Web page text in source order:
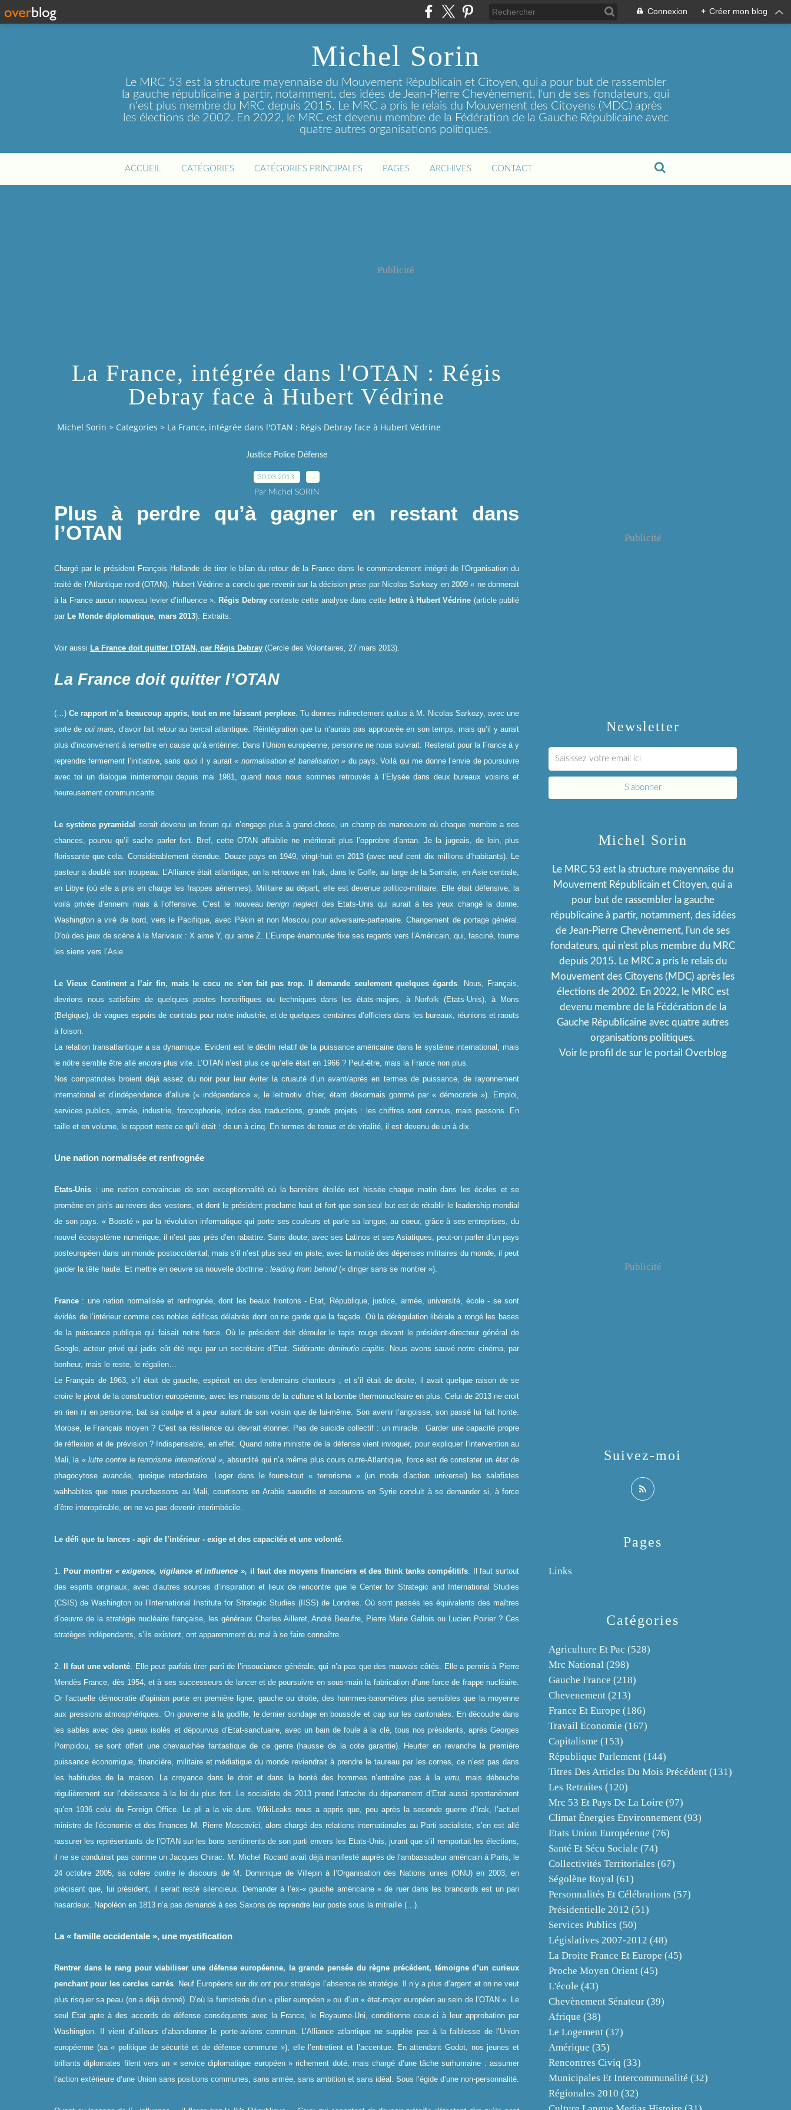
Connexion + Créer mon blog
Michel Sorin
Le MRC 53 est la structure mayennaise du Mouvement Républicain et Citoyen, qui a pour but de rassembler
la gauche républicaine à partir, notamment, des idées de Jean-Pierre Chevènement, l'un de ses fondateurs, qui
n'est plus membre du MRC depuis 2015. Le MRC a pris le relais du Mouvement des Citoyens (MDC) après
les élections de 2002. En 2022, le MRC est devenu membre de la Fédération de la Gauche Républicaine avec
quatre autres organisations politiques.
ACCUEIL CATÉGORIES CATÉGORIES PRINCIPALES PAGES ARCHIVES CONTACT
Publicité
La France, intégrée dans l'OTAN : Régis
Debray face à Hubert Védrine
Michel Sorin > Categories > La France, intégrée dans l'OTAN : Régis Debray face à Hubert Védrine
Justice Police Défense
30.03.2013
Par Michel SORIN
Plus à perdre qu’à gagner en restant dans
l’OTAN
Chargé par le président François Hollande de tirer le bilan du retour de la France dans le commandement intégré de l’Organisation du
traité de l’Atlantique nord (OTAN), Hubert Védrine a conclu que revenir sur la décision prise par Nicolas Sarkozy en 2009 « ne donnerait
à la France aucun nouveau levier d’influence ».
Régis Debrayconteste cette analyse dans cette lettre à Hubert Védrine (article publié
par Le Monde diplomatique mars 2013). Extraits.
Voir aussi La France doit quitter l'OTAN, par Régis Debray (Cercle des Volontaires, 27 mars 2013).
La France doit quitter l’OTAN
(…)Ce rapport m’a beaucoup appris, tout en me laissant perplexe. Tu donnes indirectement quitus à M. Nicolas Sarkozy, avec une
sorte de oui mais,
d’avoir fait retour au bercail atlantique. Réintégration que tu n’aurais pas approuvée en son temps, mais qu’il y aurait
plus d’inconvénient à remettre en cause qu’à entériner. Dans l’Union européenne, personne ne nous suivrait. Resterait pour la France à y
reprendre fermement l’initiative, sans quoi il y aurait« normalisation et banalisation » du pays. Voilà qui me donne l’envie de poursuivre
avec toi un dialogue ininterrompu depuis mai 1981, quand nous nous sommes retrouvés à l’Elysée dans deux bureaux voisins et
heureusement communicants.
Le système pyramidal
serait devenu un forum qui n’engage plus à grand-chose, un champ de manoeuvre où chaque membre a ses
chances, pourvu qu’il sache parler fort. Bref, cette OTAN affaiblie ne mériterait plus l’opprobre d’antan. Je la jugeais, de loin, plus
florissante que cela. Considérablement étendue. Douze pays en 1949, vingt-huit en 2013 (avec neuf cent dix millions d’habitants). Le
pasteur a doublé son troupeau. L’Alliance était atlantique, on la retrouve en Irak, dans le Golfe, au large de la Somalie, en Asie centrale,
en Libye (où elle a pris en charge les frappes aériennes). Militaire au départ, elle est devenue politico-militaire. Elle était défensive, la
voilà privée d’ennemi mais à l’offensive. C’est le nouveaubenign neglect des Etats-Unis qui aurait à tes yeux changé la donne.
Washington a viré de bord, vers le Pacifique, avec Pékin et non Moscou pour adversaire-partenaire. Changement de portage général.
D’où des jeux de scène à la Marivaux : X aime Y, qui aime Z. L’Europe énamourée fixe ses regards vers l’Américain, qui, fasciné, tourne
les siens vers l’Asie.
Le Vieux Continent a l’air fin, mais le cocu ne s’en fait pas trop. Il demande seulement quelques égards . Nous, Français,
devrions nous satisfaire de quelques postes honorifiques ou techniques dans les états-majors, à Norfolk (Etats-Unis), à Mons
(Belgique), de vagues espoirs de contrats pour notre industrie, et de quelques centaines d’officiers dans les bureaux, réunions et raouts
à foison.
La relation transatlantique a sa dynamique. Evident est le déclin relatif de la puissance américaine dans le système international, mais
le nôtre semble être allé encore plus vite. L’OTAN n’est plus ce qu’elle était en 1966 ? Peut-être, mais la France non plus.
Nos compatriotes broient déjà assez du noir pour leur éviter la cruauté d’un avant/après en termes de puissance, de rayonnement
international et d’indépendance d’allure (« indépendance », le leitmotiv d’hier, étant désormais gommé par « démocratie »). Emploi,
services publics, armée, industrie, francophonie, indice des traductions, grands projets : les chiffres sont connus, mais passons. En
taille et en volume, le rapport reste ce qu’il était : de un à cinq. En termes de tonus et de vitalité, il est devenu de un à dix.
Une nation normalisée et renfrognée
Etats-Unis : une nation convaincue de son exceptionnalité où la bannière étoilée est hissée chaque matin dans les écoles et se
promène en pin’s au revers des vestons, et dont le président proclame haut et fort que son seul but est de rétablir le leadership mondial
de son pays. « Boosté » par la révolution informatique qui porte ses couleurs et parle sa langue, au coeur, grâce à ses entreprises, du
nouvel écosystème numérique, il n’est pas près d’en rabattre. Sans doute, avec ses Latinos et ses Asiatiques, peut-on parler d’un pays
posteuropéen dans un monde postoccidental, mais s’il n’est plus seul en piste, avec la moitié des dépenses militaires du monde, il peut
garder la tête haute. Et mettre en oeuvre sa nouvelle doctrine : leading from behind(« diriger sans se montrer »).
France : une nation normalisée et renfrognée, dont les beaux frontons - Etat, République, justice, armée, université, école - se sont
évidés de l’intérieur comme ces nobles édifices délabrés dont on ne garde que la façade. Où la dérégulation libérale a rongé les bases
de la puissance publique qui faisait notre force. Où le président doit dérouler le tapis rouge devant le président-directeur général de
Google, acteur privé qui jadis eût été reçu par un secrétaire d’Etat. Sidérante diminutio capitis . Nous avons sauvé notre cinéma, par
bonheur, mais le reste, le régalien…
Le Français de 1963, s’il était de gauche, espérait en des lendemains chanteurs ; et s’il était de droite, il avait quelque raison de se
croire le pivot de la construction européenne, avec les maisons de la culture et la bombe thermonucléaire en plus. Celui de 2013 ne croit
en rien ni en personne, bat sa coulpe et a peur autant de son voisin que de lui-même. Son avenir l’angoisse, son passé lui fait honte.
Morose, le Français moyen ? C’est sa résilience qui devrait étonner. Pas de suicide collectif : un miracle.
Garder une capacité propre
de réflexion et de prévision ? Indispensable, en effet. Quand notre ministre de la défense vient invoquer, pour expliquer l’intervention au
Mali, la « lutte contre le terrorisme international », absurdité qui n’a même plus cours outre-Atlantique, force est de constater un état de
phagocytose avancée, quoique retardataire. Loger dans le fourre-tout « terrorisme » (un mode d’action universel) les salafistes
wahhabites que nous pourchassons au Mali, courtisons en Arabie saoudite et secourons en Syrie conduit à se demander si, à force
d’être interopérable, on ne va pas devenir interimbécile.
Le défi que tu lances - agir de l’intérieur - exige et des capacités et une volonté.
1. Pour montrer « exigence, vigilance et influence », il faut des moyens financiers et des think tanks compétitifs . Il faut surtout
des esprits originaux, avec d’autres sources d’inspiration et lieux de rencontre que le Center for Strategic and International Studies
(CSIS) de Washington ou l’International Institute for Strategic Studies (IISS) de Londres. Où sont passés les équivalents des maîtres
d’oeuvre de la stratégie nucléaire française, les généraux Charles Ailleret, André Beaufre, Pierre Marie Gallois ou Lucien Poirier ? Ces
stratèges indépendants, s’ils existent, ont apparemment du mal à se faire connaître.
2. Il faut une volonté . Elle peut parfois tirer parti de l’insouciance générale, qui n’a pas que des mauvais côtés. Elle a permis à Pierre
Mendès France, dès 1954, et à ses successeurs de lancer et de poursuivre en sous-main la fabrication d’une force de frappe nucléaire.
Or l’actuelle démocratie d’opinion porte en première ligne, gauche ou droite, des hommes-baromètres plus sensibles que la moyenne
aux pressions atmosphériques. On gouverne à la godille, le dernier sondage en boussole et cap sur les cantonales. En découdre dans
les sables avec des gueux isolés et dépourvus d’Etat-sanctuaire, avec un bain de foule à la clé, tous nos présidents, après Georges
Pompidou, se sont offert une chevauchée fantastique de ce genre (hausse de la cote garantie). Heurter en revanche la première
puissance économique, financière, militaire et médiatique du monde reviendrait à prendre le taureau par les cornes, ce n’est pas dans
les habitudes de la maison. La croyance dans le droit et dans la bonté des hommes n’entraîne pas à la virtu,
mais débouche
régulièrement sur l’obéissance à la loi du plus fort. Le socialiste de 2013 prend l’attache du département d’Etat aussi spontanément
qu’en 1936 celui du Foreign Office. Le pli a la vie dure. WikiLeaks nous a appris que, peu après la seconde guerre d’Irak, l’actuel
ministre de l’économie et des finances M. Pierre Moscovici, alors chargé des relations internationales au Parti socialiste, s’en est allé
rassurer les représentants de l’OTAN sur les bons sentiments de son parti envers les Etats-Unis, jurant que s’il remportait les élections,
il ne se conduirait pas comme un Jacques Chirac. M. Michel Rocard avait déjà manifesté auprès de l’ambassadeur américain à Paris, le
24 octobre 2005, sa colère contre le discours de M. Dominique de Villepin à l’Organisation des Nations unies (ONU) en 2003, en
précisant que, lui président, il serait resté silencieux. Demander à l’ex-« gauche américaine » de ruer dans les brancards est un pari
hasardeux. Napoléon en 1813 n’a pas demandé à ses Saxons de reprendre leur poste sous la mitraille (…).
La « famille occidentale », une mystification
Rentrer dans le rang pour viabiliser une défense européenne, la grande pensée du règne précédent, témoigne d’un curieux
penchant pour les cercles carrés. Neuf Européens sur dix ont pour stratégie l’absence de stratégie. Il n’y a plus d’argent et on ne veut
plus risquer sa peau (on a déjà donné). D’où la fumisterie d’un « pilier européen » ou d’un « état-major européen au sein de l’OTAN ». Le
seul Etat apte à des accords de défense conséquents avec la France, le Royaume-Uni, conditionne ceux-ci à leur approbation par
Washington. Il vient d’ailleurs d’abandonner le porte-avions commun. L’Alliance atlantique ne supplée pas à la faiblesse de l’Union
européenne (sa « politique de sécurité et de défense commune »), elle l’entretient et l’accentue. En attendant Godot, nos jeunes et
brillants diplomates filent vers un « service diplomatique européen » richement doté, mais chargé d’une tâche surhumaine : assumer
l’action extérieure d’une Union sans positions communes, sans armée, sans ambition et sans idéal. Sous l’égide d’une non-personnalité.
Newsletter
Publicité
Catégories
Agriculture Et Pac (528)
Mrc National (298)
Gauche France (218)
Chevenement (213)
France Et Europe (186)
Travail Economie (167)
Capitalisme (153)
République Parlement (144)
Titres Des Articles Du Mois Précédent (131)
Les Retraites (120)
Mrc 53 Et Pays De La Loire (97)
Climat Énergies Environnement (93)
Etats Union Européenne (76)
Santé Et Sécu Sociale (74)
Collectivités Territoriales (67)
Ségolène Royal (61)
Personnalités Et Célébrations (57)
Présidentielle 2012 (51)
Services Publics (50)
Législatives 2007-2012 (48)
La Droite France Et Europe (45)
Proche Moyen Orient (45)
L'école (43)
Chevènement Sénateur (39)
Afrique (38)
Le Logement (37)
Amérique (35)
Rencontres Civiq (33)
Municipales Et Intercommunalité (32)
Régionales 2010 (32)
Pages
Links
Michel Sorin
Le MRC 53 est la structure mayennaise du
Mouvement Républicain et Citoyen, qui a
pour but de rassembler la gauche
républicaine à partir, notamment, des idées
de Jean-Pierre Chevènement, l'un de ses
fondateurs, qui n'est plus membre du MRC
depuis 2015. Le MRC a pris le relais du
Mouvement des Citoyens (MDC) après les
élections de 2002. En 2022, le MRC est
devenu membre de la Fédération de la
Gauche Républicaine avec quatre autres
organisations politiques.
Voir le profil de sur le portail Overblog
Suivez-moi
Publicité